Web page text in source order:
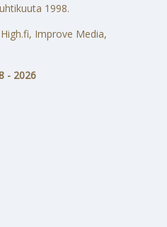
1998.
Improve Media,
- 2026